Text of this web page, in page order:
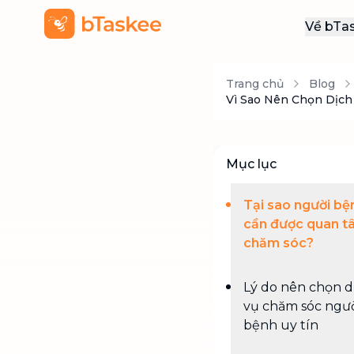
Về
Trang chủ Blog
Vì Sao Nên Chọn
Mục lục
Tại sao người
cần được quan
chăm sóc?
Lý do nên chọn
vụ chăm sóc
bệnh uy tín